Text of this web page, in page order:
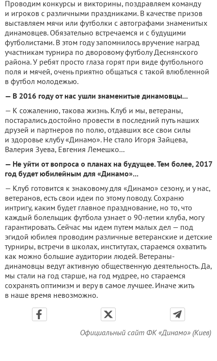
Проводим конкурсы и викторины, поздравляем команду
и игроков с различными праздниками. В качестве призов
выставляем мячи или футболки с автографами знаменитых
динамовцев. Обязательно встречаемся и с будущими
футболистами. В этом году запомнилось вручение наград
участникам турнира по дворовому футболу Деснянского
района. У ребят просто глаза горят при виде футбольного
поля и мячей, очень приятно общаться с такой влюбленной
в футбол молодежью.
— В 2016 году от нас ушли знаменитые динамовцы...
— К сожалению, такова жизнь. Клуб и мы, ветераны,
постарались достойно провести в последний путь наших
друзей и партнеров по полю, отдавших все свои силы
и здоровье клубу «Динамо». Не стало Игоря Зайцева,
Валерия Зуева, Евгения Лемешко...
— Не уйти от вопроса о планах на будущее. Тем более, 2017
год будет юбилейным для «Динамо»...
— Клуб готовится к знаковому для «Динамо» сезону, и у нас,
ветеранов, есть свои идеи по этому поводу. Сохраню
интригу, каким будет главное празднование, но то, что
каждый болельщик футбола узнает о 90-летии клуба, могу
гарантировать. Сейчас мы идем путем малых дел — под
эгидой юбилея проводим различные ветеранские и детские
турниры, встречи в школах, институтах, стараемся охватить
как можно большие аудитории людей. Ветераны-
динамовцы ведут активную общественную деятельность. Да,
мы стали на год старше, на год мудрее, но стараемся
сохранять оптимизм и веру в самое лучшее. Иначе жить
в наше время невозможно.
Официальный сайт ФК «Динамо» (Киев)